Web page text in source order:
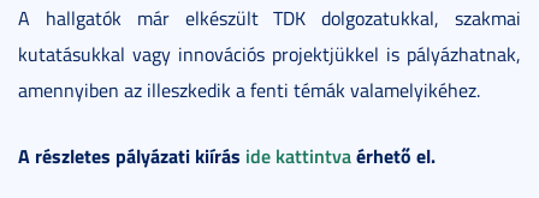
A hallgatók már elkészült TDK dolgozatukkal, szakmai
kutatásukkal vagy innovációs projektjükkel is pályázhatnak,
amennyiben az illeszkedik a fenti témák valamelyikéhez.
A részletes pályázati kiírás ide kattintvaérhető el.